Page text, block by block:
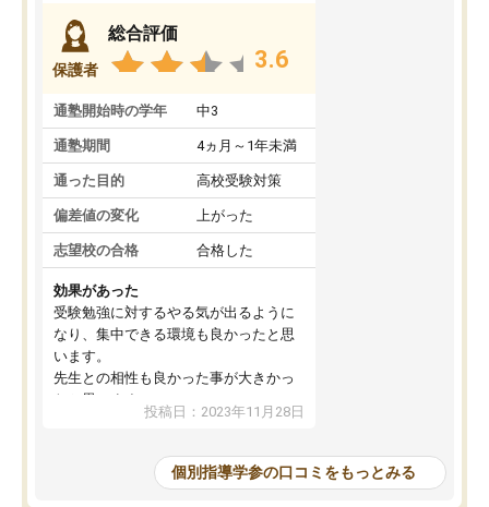
保護者
総合評価
3.6
通塾開始時の学年 中3
通塾期間 4ヵ月～1年未満
通った目的 高校受験対策
偏差値の変化 上がった
志望校の合格 合格した
効果があった
受験勉強に対するやる気が出るように
なり、集中できる環境も良かったと思
います。
先生との相性も良かった事が大きかっ
たと思います。
投稿日：2023年11月28日
個別指導学参の口コミをもっとみる